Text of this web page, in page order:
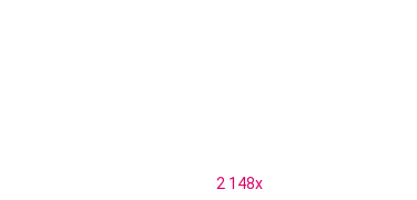
2 148x